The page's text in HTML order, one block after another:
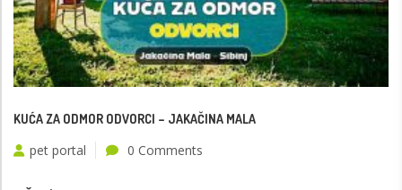
KUĆA ZA ODMOR ODVORCI – JAKAČINA MALA
pet portal 0 Comments